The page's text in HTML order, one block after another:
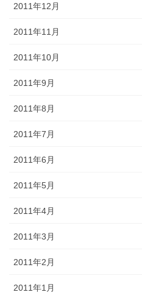
2011年12月
2011年11月
2011年10月
2011年9月
2011年8月
2011年7月
2011年6月
2011年5月
2011年4月
2011年3月
2011年2月
2011年1月